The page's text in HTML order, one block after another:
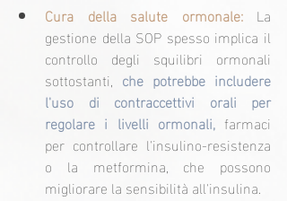
Cura della salute ormonale: La
gestione della SOP spesso implica il
controllo degli squilibri ormonali
sottostanti, che potrebbe includere
l'uso di contraccettivi orali per
regolare i livelli ormonali, farmaci
per controllare l'insulino-resistenza
o la metformina, che possono
migliorare la sensibilità all'insulina.